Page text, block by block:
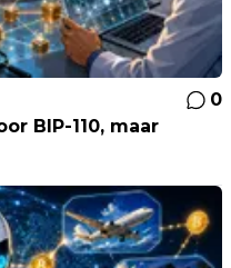
0
BIP-110, maar